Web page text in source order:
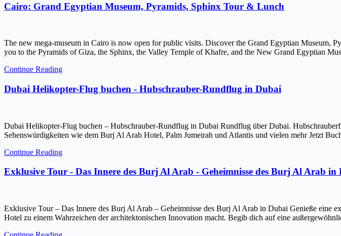
Cairo: Grand Egyptian Museum, Pyramids, Sphinx Tour & Lunch
The new mega-museum in Cairo is now open for public visits. Discover the Grand Egyptian
you to the Pyramids of Giza, the Sphinx, the Valley Temple of Khafre, and the New Grand Egyptian
Continue Reading
Dubai Helikopter-Flug buchen - Hubschrauber-Rundflug in Dubai
Dubai Helikopter-Flug buchen – Hubschrauber-Rundflug in Dubai Rundflug über Dubai.
Sehenswürdigkeiten wie dem Burj Al Arab Hotel, Palm Jumeirah und Atlantis und vielen mehr Jetzt
Continue Reading
Exklusive Tour - Das Innere des Burj Al Arab - Geheimnisse des Burj Al Arab in
Exklusive Tour – Das Innere des Burj Al Arab – Geheimnisse des Burj Al Arab in Dubai Genieße eine
Hotel zu einem Wahrzeichen der architektonischen Innovation macht. Begib dich auf eine